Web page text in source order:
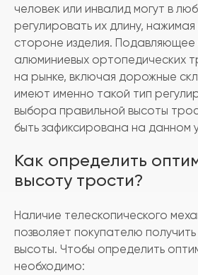
человек или инвалид могут в
регулировать их длину,
стороне изделия. Подавляющее
алюминиевых ортопедических
на рынке, включая дорожные
имеют именно такой тип
выбора правильной высоты
быть зафиксирована на данном
Как определить
высоту трости?
Наличие телескопического
позволяет покупателю
высоты. Чтобы определить
необходимо: